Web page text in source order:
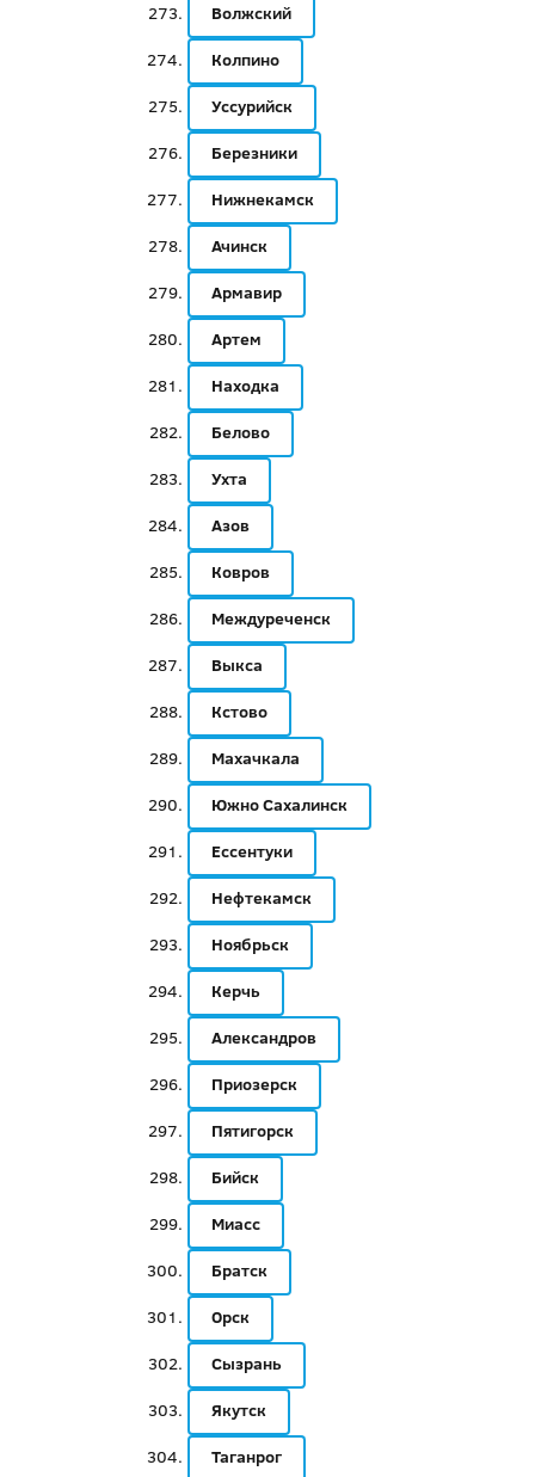
Волжский
Колпино
Уссурийск
Березники
Нижнекамск
Ачинск
Армавир
Артем
Находка
Белово
Ухта
Азов
Ковров
Междуреченск
Выкса
Кстово
Махачкала
Южно Сахалинск
Ессентуки
Нефтекамск
Ноябрьск
Керчь
Александров
Приозерск
Пятигорск
Бийск
Миасс
Братск
Орск
Сызрань
Якутск
Таганрог